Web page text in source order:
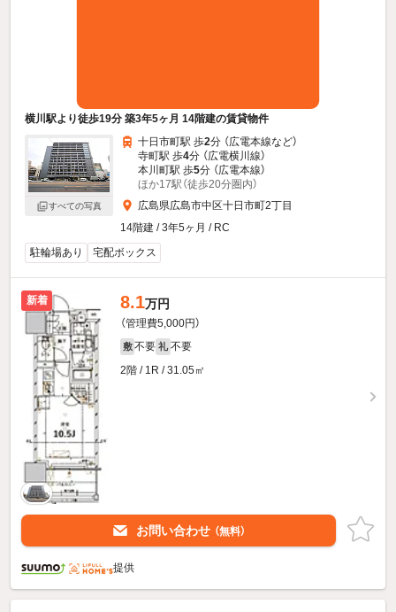
横川駅より徒歩19分 築3年5ヶ月 14階建の賃貸物件
すべての写真
十日市町駅 歩2分 （広電本線など）
寺町駅 歩4分 （広電横川線）
本川町駅 歩5分 （広電本線）
ほか17駅（徒歩20分圏内）
広島県広島市中区十日市町2丁目
14階建 / 3年5ヶ月 / RC
駐輪場あり
宅配ボックス
新着 8.1万円
（管理費5,000円）
敷 不要 礼 不要
2階 / 1R / 31.05㎡
お問い合わせ （無料）
提供